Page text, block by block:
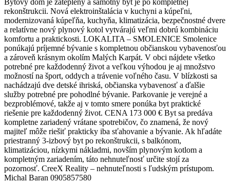
Bytový dom je zateplený a samotný byt je po kompletnej
rekonštrukcii. Nová elektroinštalácia v kuchyni a kúpeľni,
modernizovaná kúpeľňa, kuchyňa, klimatizácia, bezpečnostné dvere
a relatívne nový plynový kotol vytvárajú veľmi dobrú kombináciu
komfortu a praktickosti. LOKALITA – SMOLENICE Smolenice
ponúkajú príjemné bývanie s kompletnou občianskou vybavenosťou
a zároveň krásnym okolím Malých Karpát. V obci nájdete všetko
potrebné pre každodenný život a veľkou výhodou je aj množstvo
možností na šport, oddych a trávenie voľného času. V blízkosti sa
nachádzajú dve detské ihriská, občianska vybavenosť a ďalšie
služby potrebné pre pohodlné bývanie. Parkovanie je verejné a
bezproblémové, takže aj v tomto smere ponúka byt praktické
riešenie pre každodenný život. CENA 173 000 € Byt sa predáva
kompletne zariadený vrátane spotrebičov, čo znamená, že nový
majiteľ môže riešiť prakticky iba sťahovanie a bývanie. Ak hľadáte
priestranný 3-izbový byt po rekonštrukcii, s balkónom,
klimatizáciou, nízkymi nákladmi, novším plynovým kotlom a
kompletným zariadením, táto nehnuteľnosť určite stojí za
pozornosť. CreeX Reality – nehnuteľnosti s ľudským prístupom.
Michal Baran 0905857580